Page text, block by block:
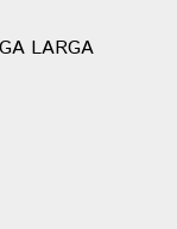
LARGA